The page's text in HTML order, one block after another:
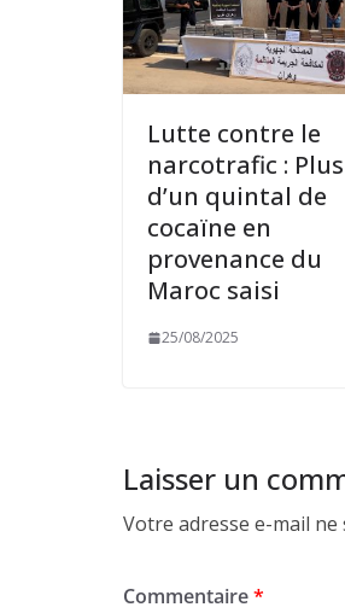
Lutte contre le
narcotrafic : Plus
d’un quintal de
cocaïne en
provenance du
Maroc saisi
25/08/2025
Laisser un
Votre adresse e-mail ne
Commentaire*